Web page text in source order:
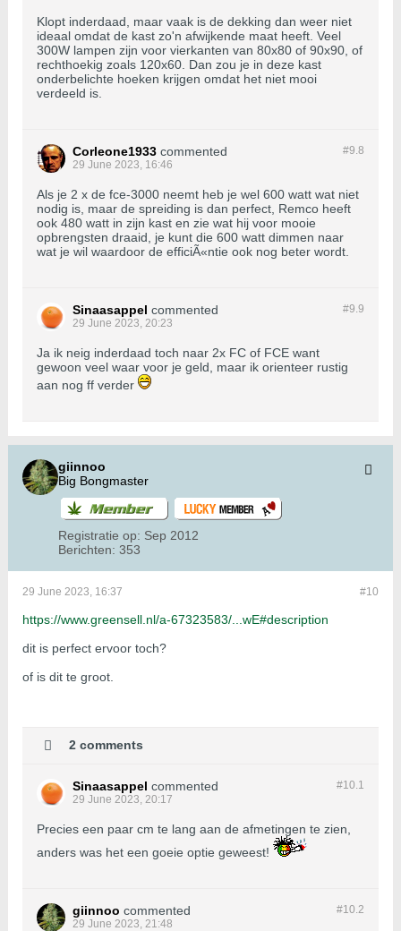
Klopt inderdaad, maar vaak is de dekking dan weer niet
ideaal omdat de kast zo'n afwijkende maat heeft. Veel
300W lampen zijn voor vierkanten van 80x80 of 90x90, of
rechthoekig zoals 120x60. Dan zou je in deze kast
onderbelichte hoeken krijgen omdat het niet mooi
verdeeld is.
#9.8
Corleone1933 commented
29 June 2023, 16:46
Als je 2 x de fce-3000 neemt heb je wel 600 watt wat niet
nodig is, maar de spreiding is dan perfect, Remco heeft
ook 480 watt in zijn kast en zie wat hij voor mooie
opbrengsten draaid, je kunt die 600 watt dimmen naar
wat je wil waardoor de efficiÃ«ntie ook nog beter wordt.
#9.9
Sinaasappel commented
29 June 2023, 20:23
Ja ik neig inderdaad toch naar 2x FC of FCE want
gewoon veel waar voor je geld, maar ik orienteer rustig
aan nog ff verder
giinnoo
Big Bongmaster
Registratie op: Sep 2012
Berichten: 353
#10
29 June 2023, 16:37
https://www.greensell.nl/a-67323583/...wE#description
dit is perfect ervoor toch?
of is dit te groot.
2 comments
#10.1
Sinaasappel commented
29 June 2023, 20:17
Precies een paar cm te lang aan de afmetingen te zien,
anders was het een goeie optie geweest!
#10.2
giinnoo commented
29 June 2023, 21:48